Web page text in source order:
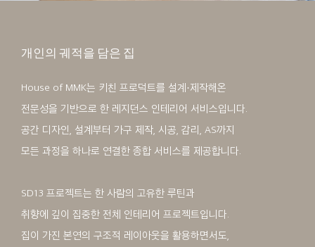
개인의 궤적을 담은 집
House of MMK는 키친 프로덕트를 설계·제작해온
전문성을 기반으로 한 레지던스 인테리어 서비스입니다.
공간 디자인, 설계부터 가구 제작, 시공, 감리, AS까지
모든 과정을 하나로 연결한 종합 서비스를 제공합니다.
SD13 프로젝트는 한 사람의 고유한 루틴과
취향에 깊이 집중한 전체 인테리어 프로젝트입니다.
집이 가진 본연의 구조적 레이아웃을 활용하면서도,